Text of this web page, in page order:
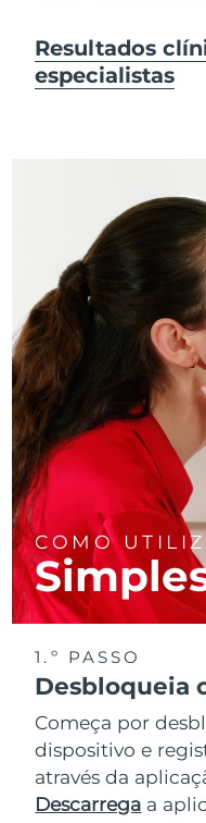
Resultados
especialistas
COMO
1.º PASSO
Desbloqueia
Começa por
dispositivo e
através da
Descarrega a